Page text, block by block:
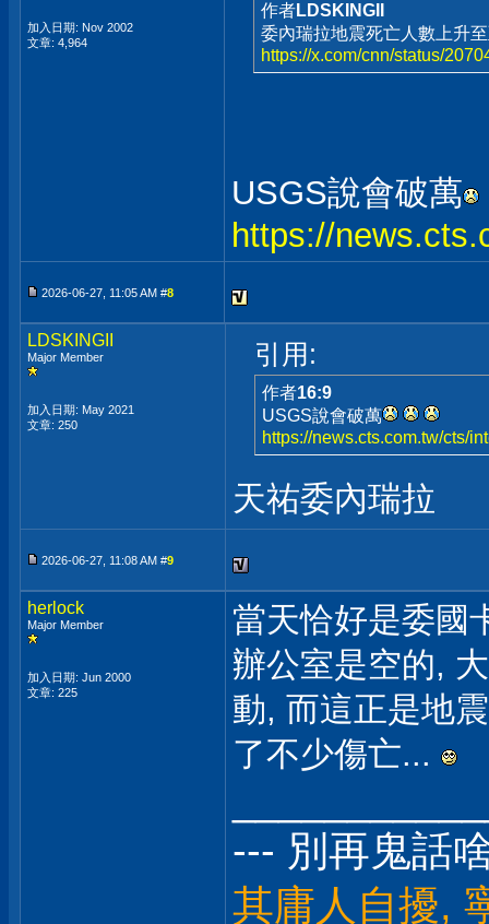
加入日期: Nov 2002
文章: 4,964
作者LDSKINGII
委內瑞拉地震死亡人數上升
https://x.com/cnn/status/
USGS說會破萬
https://
2026-06-27, 11:05 AM #8
LDSKINGII
Major Member
加入日期: May 2021
文章: 250
引用:
作者16:9
USGS說會破萬
https://news.cts.com.tw/cts/
天祐委內瑞拉
2026-06-27, 11:08 AM #9
herlock
Major Member
加入日期: Jun 2000
文章: 225
當天恰好是委國
辦公室是空的,
動, 而這正是地
了不少傷亡...
--- 別再鬼話
其庸人自擾,